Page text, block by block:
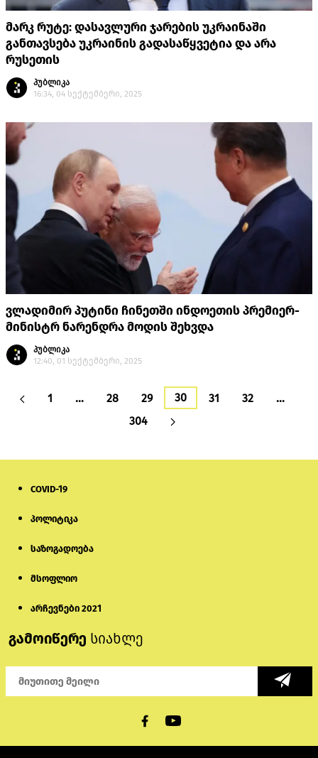
მარკ რუტე: დასავლური ჯარების უკრაინაში
განთავსება უკრაინის გადასაწყვეტია და არა
რუსეთის
პუბლიკა
16:34, 04 სექტემბერი, 2025
ვლადიმირ პუტინი ჩინეთში ინდოეთის პრემიერ-
მინისტრ ნარენდრა მოდის შეხვდა
პუბლიკა
12:40, 01 სექტემბერი, 2025
1 … 28 29 30 31 32
…
304
COVID-19
პოლიტიკა
საზოგადოება
მსოფლიო
არჩევნები 2021
გამოიწერე სიახლე